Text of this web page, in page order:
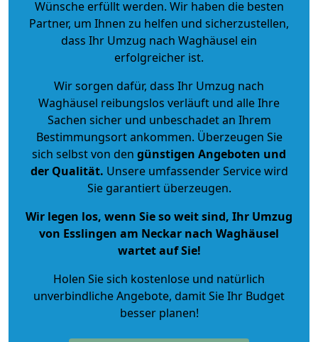
Wünsche erfüllt werden. Wir haben die besten
Partner, um Ihnen zu helfen und sicherzustellen,
dass Ihr Umzug nach Waghäusel ein
erfolgreicher ist.
Wir sorgen dafür, dass Ihr Umzug nach
Waghäusel reibungslos verläuft und alle Ihre
Sachen sicher und unbeschadet an Ihrem
Bestimmungsort ankommen. Überzeugen Sie
sich selbst von den günstigen Angeboten und
der Qualität. Unsere umfassender Service wird
Sie garantiert überzeugen.
Wir legen los, wenn Sie so weit sind, Ihr Umzug
von Esslingen am Neckar nach Waghäusel
wartet auf Sie!
Holen Sie sich kostenlose und natürlich
unverbindliche Angebote, damit Sie Ihr Budget
besser planen!